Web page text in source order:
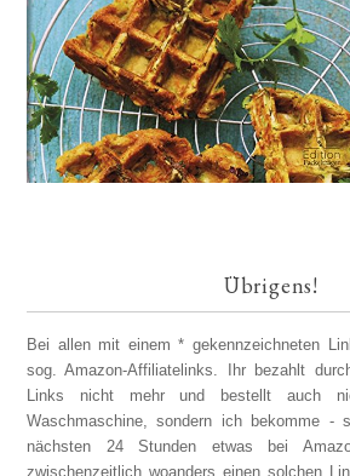
Übrigens!
Bei allen mit einem * gekennzeichneten
sog. Amazon-Affiliatelinks. Ihr bezahlt
Links nicht mehr und bestellt auch
Waschmaschine, sondern ich bekomme -
nächsten 24 Stunden etwas bei
zwischenzeitlich woanders einen solchen